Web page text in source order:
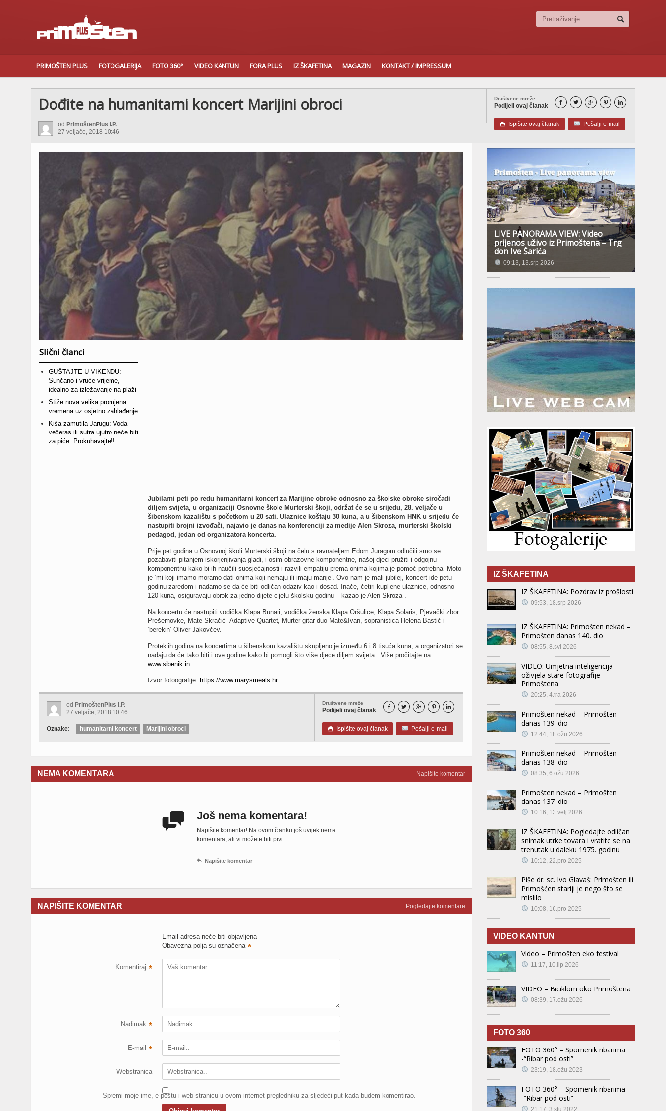
PRIMOŠTEN PLUS FOTOGALERIJA FOTO 360° VIDEO KANTUN FORA PLUS IZ ŠKAFETINA MAGAZIN KONTAKT / IMPRESSUM
Društvene mreže
Podijeli ovaj članak     
 Ispišite ovaj članak Pošalji e-mail
Dođite na humanitarni koncert Marijini obroci
od PrimoštenPlus I.P.
27 veljače, 2018 10:46
Slični članci
GUŠTAJTE U VIKENDU:
Sunčano i vruće vrijeme,
idealno za izležavanje na plaži
Stiže nova velika promjena
vremena uz osjetno zahlađenje
Kiša zamutila Jarugu: Voda
večeras ili sutra ujutro neće biti
za piće. Prokuhavajte!!
Jubilarni peti po redu humanitarni koncert za Marijine obroke odnosno za školske obroke siročadi
diljem svijeta, u organizaciji Osnovne škole Murterski škoji, održat će se u srijedu, 28. veljače u
šibenskom kazalištu s početkom u 20 sati. Ulaznice koštaju 30 kuna, a u šibenskom HNK u srijedu će
nastupiti brojni izvođači, najavio je danas na konferenciji za medije Alen Skroza, murterski školski
pedagod, jedan od organizatora koncerta.
Prije pet godina u Osnovnoj školi Murterski škoji na čelu s ravnateljem Edom Juragom odlučili smo se
pozabaviti pitanjem iskorjenjivanja gladi, i osim obrazovne komponentne, našoj djeci pružiti i odgojnu
komponentnu kako bi ih naučili suosjećajnosti i razvili empatiju prema onima kojima je pomoć potrebna. Moto
je ‘mi koji imamo moramo dati onima koji nemaju ili imaju manje’. Ovo nam je mali jubilej, koncert ide petu
godinu zaredom i nadamo se da će biti odličan odaziv kao i dosad. Inače, četiri kupljene ulaznice, odnosno
120 kuna, osiguravaju obrok za jedno dijete cijelu školsku godinu – kazao je Alen Skroza .
Na koncertu će nastupiti vodička Klapa Bunari, vodička ženska Klapa Oršulice, Klapa Solaris, Pjevački zbor
Prešernovke, Mate Skračić Adaptive Quartet, Murter gitar duo Mate&Ivan, sopranistica Helena Bastić i
‘berekin’ Oliver Jakovčev.
Proteklih godina na koncertima u šibenskom kazalištu skupljeno je između 6 i 8 tisuća kuna, a organizatori se
nadaju da će tako biti i ove godine kako bi pomogli što više djece diljem svijeta. Više pročitajte na
www.sibenik.in
Izvor fotoografije: https://www.marysmeals.hr
Društvene mreže
Podijeli ovaj članak     
 Ispišite ovaj članak Pošalji e-mail
od PrimoštenPlus I.P.
27 veljače, 2018 10:46
Oznake: humanitarni koncert Marijini obroci
Napišite komentar
NEMA KOMENTARA
 Još nema komentara!
Napišite komentar! Na ovom članku još uvijek nema
komentara, ali vi možete biti prvi.
 Napišite komentar
Pogledajte komentare
NAPIŠITE KOMENTAR
Email adresa neće biti objavljena
Obavezna polja su označena *
Komentiraj *
Nadimak *
E-mail *
Webstranica
Spremi moje ime, e-poštu i web-stranicu u ovom internet pregledniku za sljedeći put kada budem komentirao.
LIVE PANORAMA VIEW: Video
prijenos uživo iz Primoštena – Trg
don Ive Šarića
09:13, 13.srp 2026
IZ ŠKAFETINA
IZ ŠKAFETINA: Pozdrav iz prošlosti
09:53, 18.srp 2026
IZ ŠKAFETINA: Primošten nekad –
Primošten danas 140. dio
08:55, 8.svi 2026
VIDEO: Umjetna inteligencija
oživjela stare fotografije
Primoštena
20:25, 4.tra 2026
Primošten nekad – Primošten
danas 139. dio
12:44, 18.ožu 2026
Primošten nekad – Primošten
danas 138. dio
08:35, 6.ožu 2026
Primošten nekad – Primošten
danas 137. dio
10:16, 13.velj 2026
IZ ŠKAFETINA: Pogledajte odličan
snimak utrke tovara i vratite se na
trenutak u daleku 1975. godinu
10:12, 22.pro 2025
Piše dr. sc. Ivo Glavaš: Primošten ili
Primošćen stariji je nego što se
mislilo
10:08, 16.pro 2025
VIDEO KANTUN
Video – Primošten eko festival
11:17, 10.lip 2026
VIDEO – Biciklom oko Primoštena
08:39, 17.ožu 2026
FOTO 360
FOTO 360° – Spomenik ribarima
-“Ribar pod osti”
23:19, 18.ožu 2023
FOTO 360° – Spomenik ribarima
-“Ribar pod osti”
21:17, 3.stu 2022